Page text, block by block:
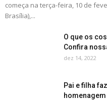
começa na terça-feira, 10 de
Brasília),...
O que os
Confira
dez 14, 2022
Pai e filha